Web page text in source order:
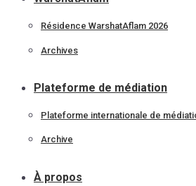
Résidence WarshatAflam 2026
Archives
Plateforme de médiation
Plateforme internationale de
Archive
À propos